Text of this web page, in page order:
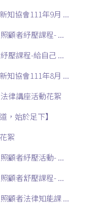
知協會111年9月 ...
顧者紓壓課程- ...
壓課程-給自己 ...
知協會111年8月 ...
律講座活動花絮
，始於足下】
絮
顧者紓壓活動- ...
顧者舒壓課程- ...
顧者法律知能課 ...